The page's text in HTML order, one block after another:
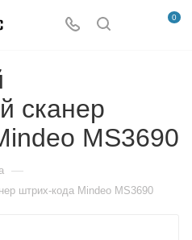
0
сканер
MS3690
—
штрих-кода Mindeo MS3690